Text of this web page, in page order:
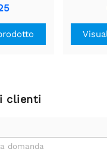
clienti
domanda